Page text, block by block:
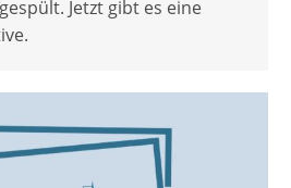
Jetzt gibt es eine